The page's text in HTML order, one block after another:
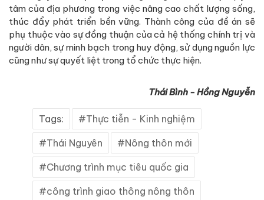
tâm của địa phương trong việc nâng cao chất lượng sống,
thúc đẩy phát triển bền vững. Thành công của đề án sẽ
phụ thuộc vào sự đồng thuận của cả hệ thống chính trị và
người dân, sự minh bạch trong huy động, sử dụng nguồn lực
cũng như sự quyết liệt trong tổ chức thực hiện.
Thái Bình - Hồng Nguyễn
Tags: Thực tiễn - Kinh nghiệm
Thái Nguyên Nông thôn mới
Chương trình mục tiêu quốc gia
công trình giao thông nông thôn